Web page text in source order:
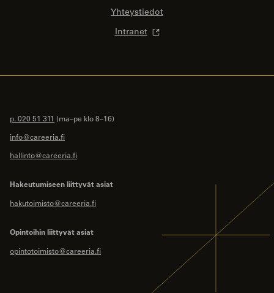
Yhteystiedot
Intranet
p. 020 51 311 (ma–pe klo 8–16)
info@careeria.fi
hallinto@careeria.fi
Hakeutumiseen liittyvät asiat
hakutoimisto@careeria.fi
Opintoihin liittyvät asiat
opintotoimisto@careeria.fi